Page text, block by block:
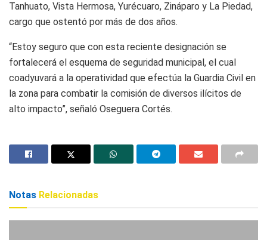
Tanhuato, Vista Hermosa, Yurécuaro, Zináparo y La Piedad,
cargo que ostentó por más de dos años.
“Estoy seguro que con esta reciente designación se
fortalecerá el esquema de seguridad municipal, el cual
coadyuvará a la operatividad que efectúa la Guardia Civil en
la zona para combatir la comisión de diversos ilícitos de
alto impacto”, señaló Oseguera Cortés.
Notas Relacionadas